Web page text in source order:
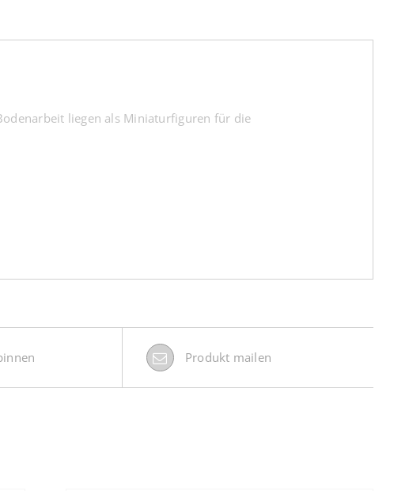
liegen als Miniaturfiguren für die
Produkt mailen